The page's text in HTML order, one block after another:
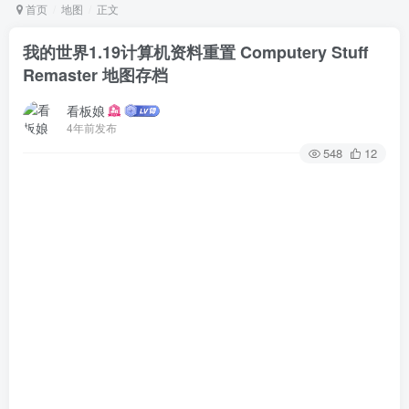
首页 地图 正文
我的世界1.19计算机资料重置 Computery Stuff
Remaster 地图存档
看板娘
4年前发布
548 12